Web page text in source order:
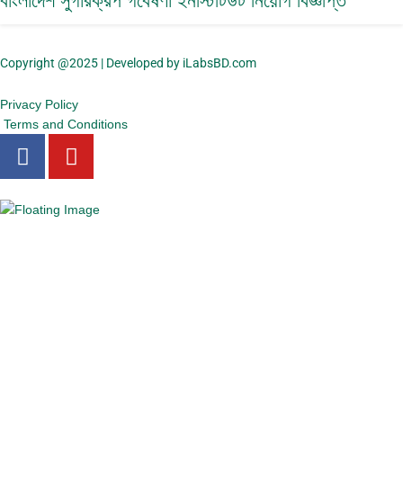
Copyright @2025 | Developed by iLabsBD.com
Privacy Policy
Terms and Conditions